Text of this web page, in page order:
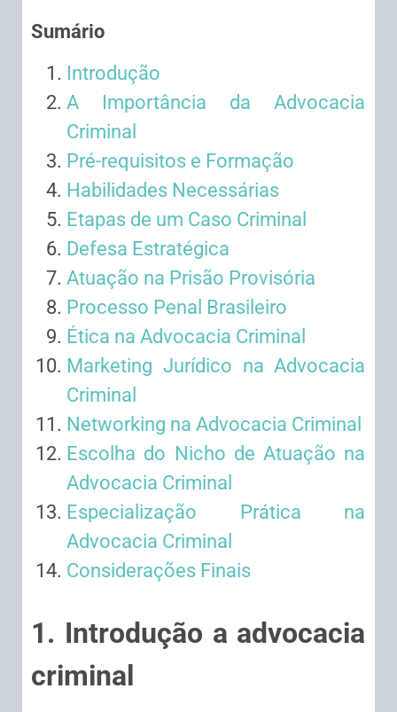
Sumário
Introdução
A Importância da Advocacia
Criminal
Pré-requisitos e Formação
Habilidades Necessárias
Etapas de um Caso Criminal
Defesa Estratégica
Atuação na Prisão Provisória
Processo Penal Brasileiro
Ética na Advocacia Criminal
Marketing Jurídico na Advocacia
Criminal
Networking na Advocacia Criminal
Escolha do Nicho de Atuação na
Advocacia Criminal
Especialização Prática na
Advocacia Criminal
Considerações Finais
1. Introdução a advocacia
criminal